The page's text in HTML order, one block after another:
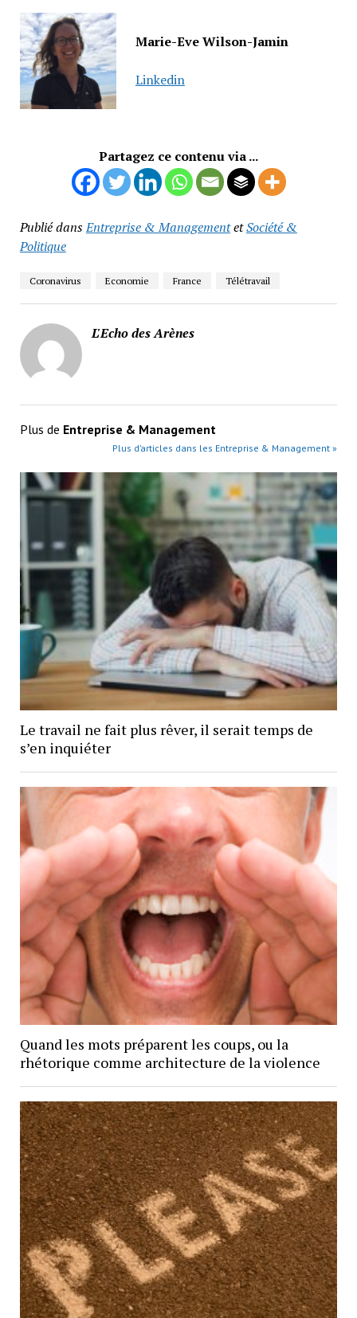
Marie-Eve Wilson-Jamin
Linkedin
Partagez ce contenu via ...
Publié dansEntreprise & ManagementetSociété &
Politique
Coronavirus Economie France Télétravail
L'Echo des Arènes
Plus de Entreprise & Management
Plus d’articles dans les Entreprise & Management »
Le travail ne fait plus rêver, il serait temps de
s’en inquiéter
Quand les mots préparent les coups, ou la
rhétorique comme architecture de la violence